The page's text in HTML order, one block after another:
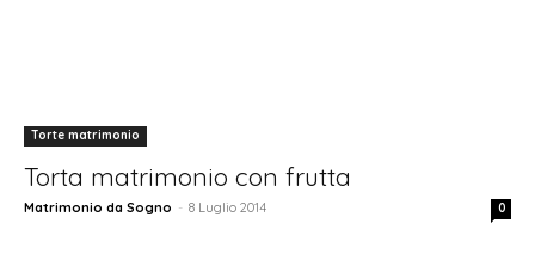
Torte matrimonio
Torta matrimonio con frutta
Matrimonio da Sogno - 8 Luglio 2014 0